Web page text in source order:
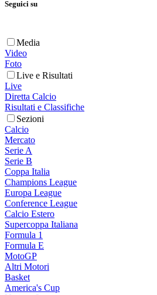
Seguici su
Media
Video
Foto
Live e Risultati
Live
Diretta Calcio
Risultati e Classifiche
Sezioni
Calcio
Mercato
Serie A
Serie B
Coppa Italia
Champions League
Europa League
Conference League
Calcio Estero
Supercoppa Italiana
Formula 1
Formula E
MotoGP
Altri Motori
Basket
America's Cup